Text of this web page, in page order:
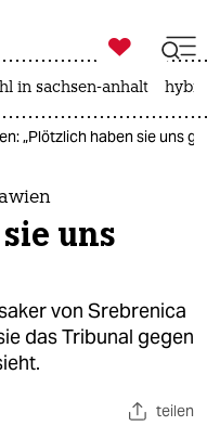

taz zahl ich
in sachsen-anhalt
„Plötzlich haben sie uns
uns
von Srebrenica
das Tribunal gegen
teilen